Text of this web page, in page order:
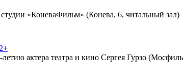
«КоневаФильм» (Конева, 6, читальный зал)
актера театра и кино Сергея Гурзо